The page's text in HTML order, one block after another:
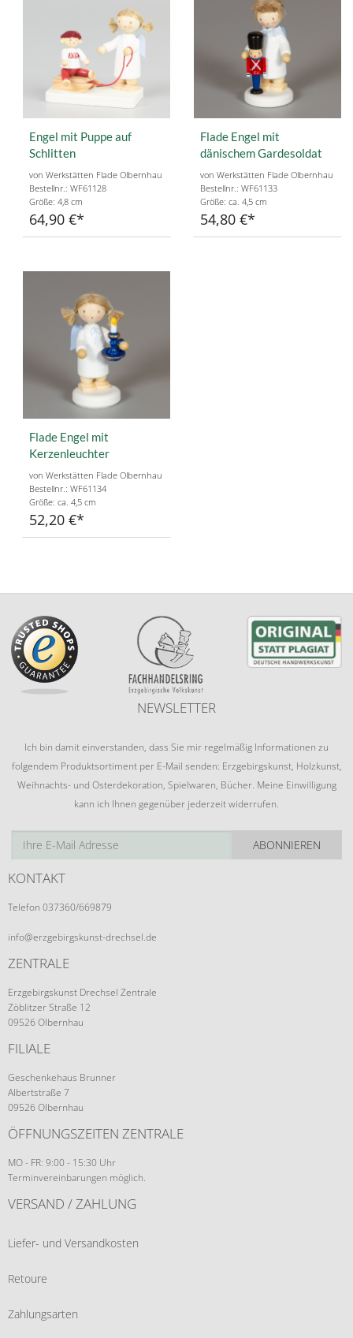
Engel mit Puppe auf
Schlitten
von Werkstätten Flade Olbernhau
Bestellnr.: WF61128
Größe: 4,8 cm
64,90 €
Flade Engel mit
dänischem Gardesoldat
von Werkstätten Flade Olbernhau
Bestellnr.: WF61133
Größe: ca. 4,5 cm
54,80 €
Flade Engel mit
Kerzenleuchter
von Werkstätten Flade Olbernhau
Bestellnr.: WF61134
Größe: ca. 4,5 cm
52,20 €
NEWSLETTER
Ich bin damit einverstanden, dass Sie mir regelmäßig Informationen zu
folgendem Produktsortiment per E-Mail senden: Erzgebirgskunst, Holzkunst,
Weihnachts- und Osterdekoration, Spielwaren, Bücher. Meine Einwilligung
kann ich Ihnen gegenüber jederzeit widerrufen.
ABONNIEREN
KONTAKT
Telefon 037360/669879
info@erzgebirgskunst-drechsel.de
ZENTRALE
Erzgebirgskunst Drechsel Zentrale
Zöblitzer Straße 12
09526 Olbernhau
FILIALE
Geschenkehaus Brunner
Albertstraße 7
09526 Olbernhau
ÖFFNUNGSZEITEN ZENTRALE
MO - FR: 9:00 - 15:30 Uhr
Terminvereinbarungen möglich.
VERSAND / ZAHLUNG
Liefer- und Versandkosten
Retoure
Zahlungsarten